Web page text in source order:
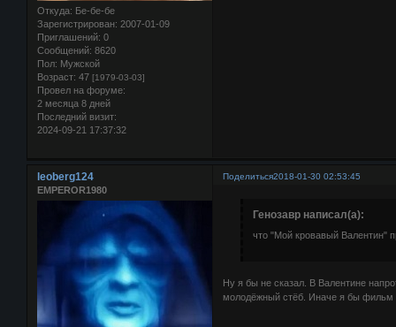
Откуда: Бе-бе-бе
Зарегистрирован: 2007-01-09
Приглашений: 0
Сообщений: 8620
Пол: Мужской
Возраст: 47 [1979-03-03]
Провел на форуме:
2 месяца 8 дней
Последний визит:
2024-09-21 17:37:32
Поделиться2018-01-30 02:53:45
leoberg124
EMPEROR1980
Генозавр написал(а):
что "Мой кровавый Валентин"
Ну я бы не сказал. В Валентине
молодёжный стёб. Иначе я бы фильм